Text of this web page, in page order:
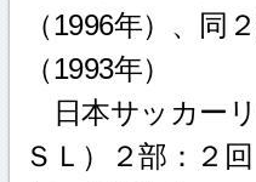
（1996年）、同
（1993年）
日本サッカーリ
ＳＬ）２部：２